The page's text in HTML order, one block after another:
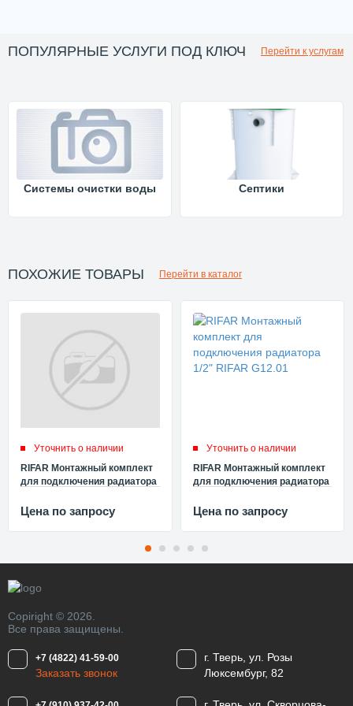
ПОПУЛЯРНЫЕ УСЛУГИ ПОД КЛЮЧ Перейти к услугам
Системы очистки воды Септики
ПОХОЖИЕ ТОВАРЫ Перейти в каталог
Уточнить о наличии
RIFAR Монтажный комплект
для подключения радиатора
Цена по запросу
Уточнить о наличии
RIFAR Монтажный комплект
для подключения радиатора
Цена по запросу
Copiright © 2026.
Все права защищены.
+7 (4822) 41-59-00
Заказать звонок
г. Тверь, ул. Розы
Люксембург, 82